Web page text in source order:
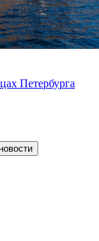
Петербурга